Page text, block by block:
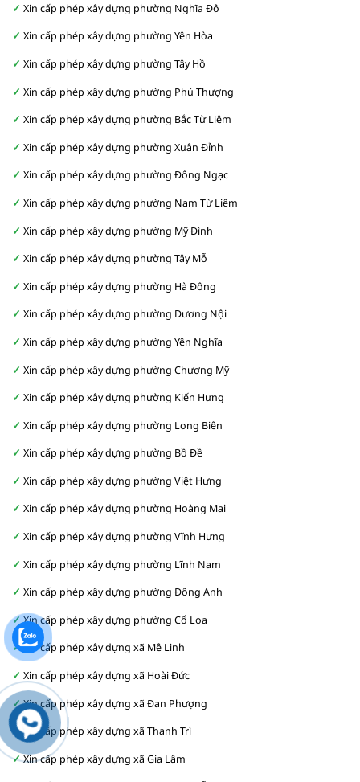
Xin cấp phép xây dựng phường Nghĩa Đô
Xin cấp phép xây dựng phường Yên Hòa
Xin cấp phép xây dựng phường Tây Hồ
Xin cấp phép xây dựng phường Phú Thượng
Xin cấp phép xây dựng phường Bắc Từ Liêm
Xin cấp phép xây dựng phường Xuân Đỉnh
Xin cấp phép xây dựng phường Đông Ngạc
Xin cấp phép xây dựng phường Nam Từ Liêm
Xin cấp phép xây dựng phường Mỹ Đình
Xin cấp phép xây dựng phường Tây Mỗ
Xin cấp phép xây dựng phường Hà Đông
Xin cấp phép xây dựng phường Dương Nội
Xin cấp phép xây dựng phường Yên Nghĩa
Xin cấp phép xây dựng phường Chương Mỹ
Xin cấp phép xây dựng phường Kiến Hưng
Xin cấp phép xây dựng phường Long Biên
Xin cấp phép xây dựng phường Bồ Đề
Xin cấp phép xây dựng phường Việt Hưng
Xin cấp phép xây dựng phường Hoàng Mai
Xin cấp phép xây dựng phường Vĩnh Hưng
Xin cấp phép xây dựng phường Lĩnh Nam
Xin cấp phép xây dựng phường Đông Anh
Xin cấp phép xây dựng phường Cổ Loa
Xin cấp phép xây dựng xã Mê Linh
Xin cấp phép xây dựng xã Hoài Đức
Xin cấp phép xây dựng xã Đan Phượng
Xin cấp phép xây dựng xã Thanh Trì
Xin cấp phép xây dựng xã Gia Lâm